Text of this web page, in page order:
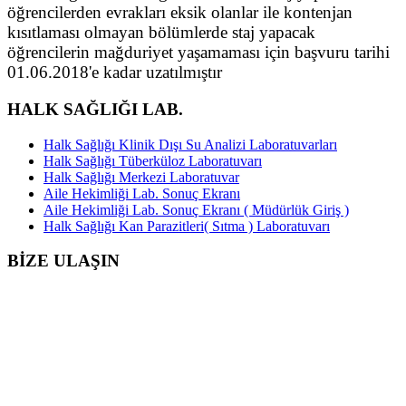
öğrencilerden evrakları eksik olanlar ile kontenjan
kısıtlaması olmayan bölümlerde staj yapacak
öğrencilerin mağduriyet yaşamaması için başvuru tarihi
01.06.2018'e kadar uzatılmıştır
HALK SAĞLIĞI LAB.
Halk Sağlığı Klinik Dışı Su Analizi Laboratuvarları
Halk Sağlığı Tüberküloz Laboratuvarı
Halk Sağlığı Merkezi Laboratuvar
Aile Hekimliği Lab. Sonuç Ekranı
Aile Hekimliği Lab. Sonuç Ekranı ( Müdürlük Giriş )
Halk Sağlığı Kan Parazitleri( Sıtma ) Laboratuvarı
BİZE ULAŞIN